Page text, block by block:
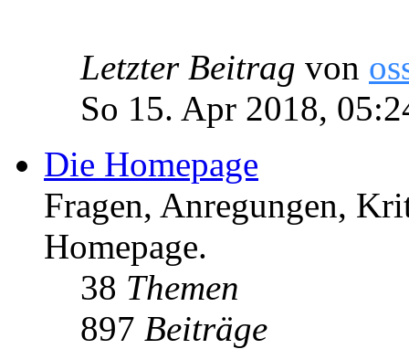
Letzter Beitrag von
So 15. Apr 2018,
Die Homepage
Fragen, Anregungen,
Homepage.
38 Themen
897 Beiträge